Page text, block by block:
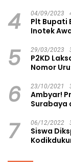
4 04/09/2023
Plt Bupati
Inotek
5 29/03/2023
P2KD
Nomor
6 23/10/2021
Ambyar!
Surabaya
7 06/12/2022
Siswa